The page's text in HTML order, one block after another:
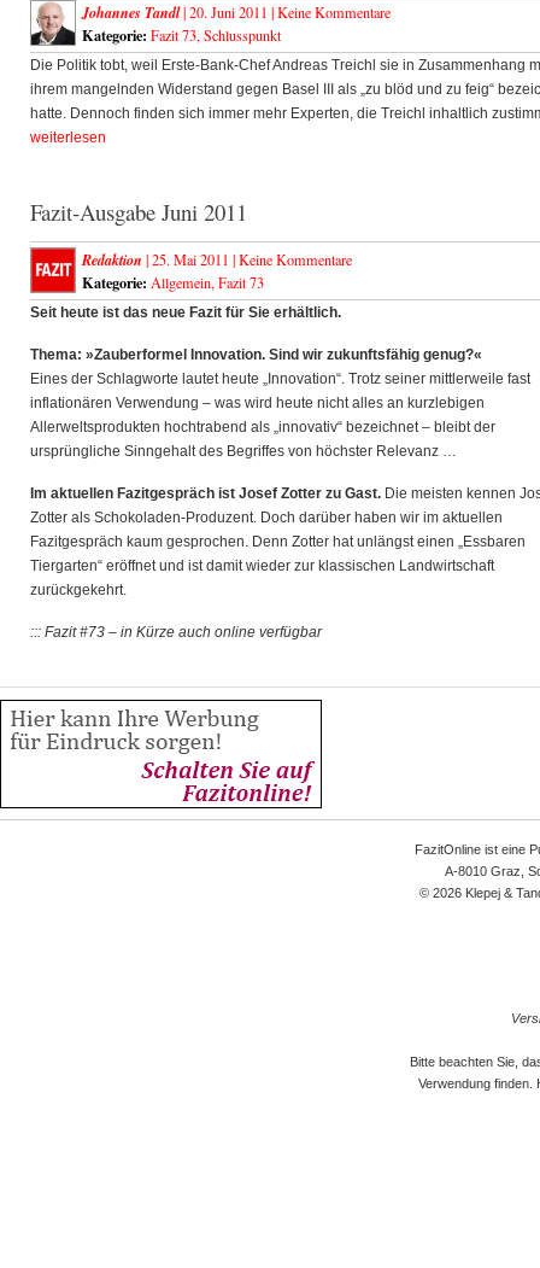
Johannes Tandl| 20. Juni 2011 |Keine Kommentare
Kategorie: Fazit 73, Schlusspunkt
Die Politik tobt, weil Erste-Bank-Chef Andreas Treichl sie in Zusammenhang
ihrem mangelnden Widerstand gegen Basel III als „zu blöd und zu feig“
hatte. Dennoch finden sich immer mehr Experten, die Treichl inhaltlich
weiterlesen
Fazit-Ausgabe Juni 2011
Redaktion | 25. Mai 2011 |Keine Kommentare
Kategorie: Allgemein, Fazit 73
Seit heute ist das neue Fazit für Sie erhältlich.
Thema: »Zauberformel Innovation. Sind wir zukunftsfähig genug?«
Eines der Schlagworte lautet heute „Innovation“. Trotz seiner mittlerweile fast
inflationären Verwendung – was wird heute nicht alles an kurzlebigen
Allerweltsprodukten hochtrabend als „innovativ“ bezeichnet – bleibt der
ursprüngliche Sinngehalt des Begriffes von höchster Relevanz …
Im aktuellen Fazitgespräch ist Josef Zotter zu Gast. Die meisten kennen
Zotter als Schokoladen-Produzent. Doch darüber haben wir im aktuellen
Fazitgespräch kaum gesprochen. Denn Zotter hat unlängst einen „Essbaren
Tiergarten“ eröffnet und ist damit wieder zur klassischen Landwirtschaft
zurückgekehrt.
::: Fazit #73 – in Kürze auch online verfügbar
FazitOnline ist eine
A-8010 Graz,
© 2026 Klepej &
Bitte beachten Sie,
Verwendung finden.